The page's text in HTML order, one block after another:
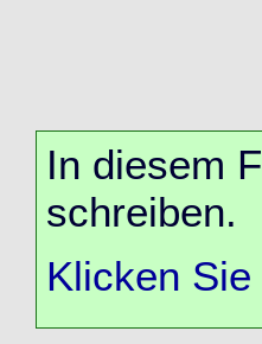
In diesem
schreiben.
Klicken